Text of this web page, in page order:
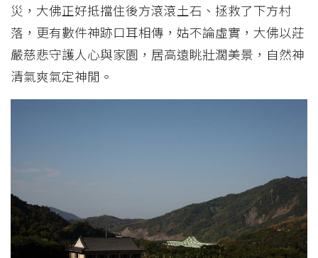
災，大佛正好抵擋住後方滾滾土石、拯救了下方村
落，更有數件神跡口耳相傳，姑不論虛實，大佛以莊
嚴慈悲守護人心與家園，居高遠眺壯濶美景，自然神
清氣爽氣定神閒。